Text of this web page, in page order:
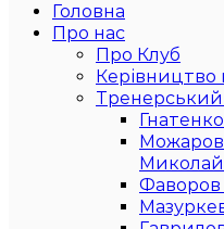
Головна
Про нас
Про Клуб
Керівництво
Тренерський